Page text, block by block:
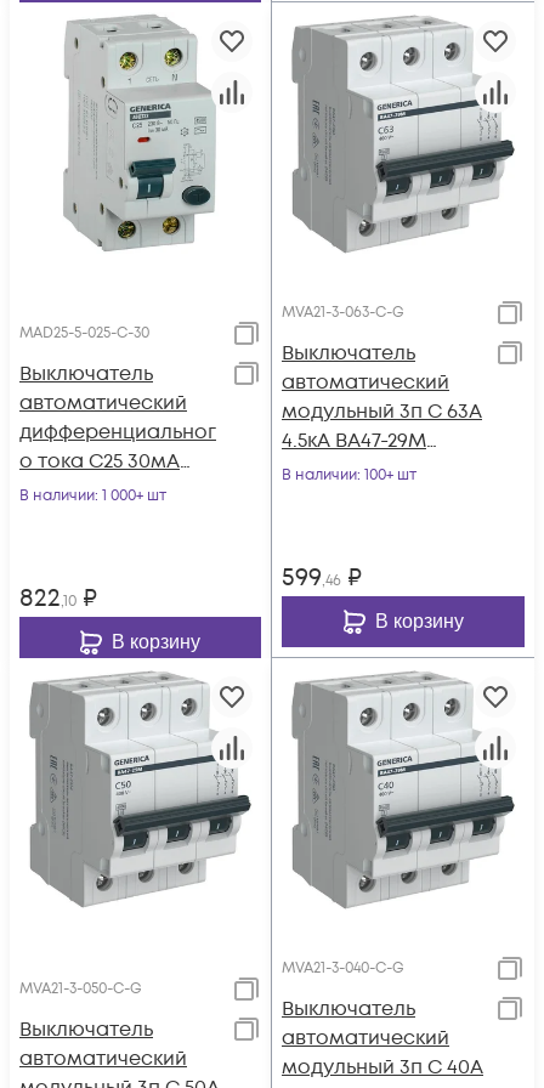
MAD25-5-025-C-30
Выключатель
автоматический
дифференциальног
о тока C25 30мА
АВДТ 32 GENERICA
В наличии: 1 000+ шт
822,10 ₽
В корзину
MVA21-3-063-C-G
Выключатель
автоматический
модульный 3п C 63А
4.5кА ВА47-29М
GENERICA MVA21-3-
В наличии: 100+ шт
599,46 ₽
В корзину
MVA21-3-050-C-G
Выключатель
автоматический
MVA21-3-040-C-G
Выключатель
автоматический
модульный 3п C 40А